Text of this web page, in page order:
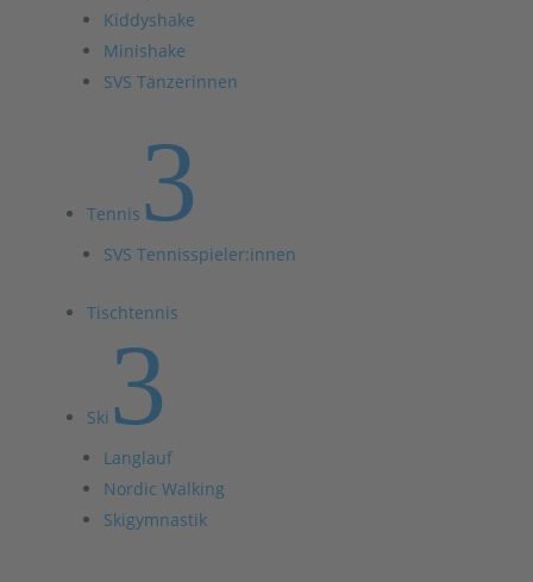
Kiddyshake
Minishake
SVS Tänzerinnen
Tennis 3
SVS Tennisspieler:innen
Tischtennis
Ski 3
Langlauf
Nordic Walking
Skigymnastik